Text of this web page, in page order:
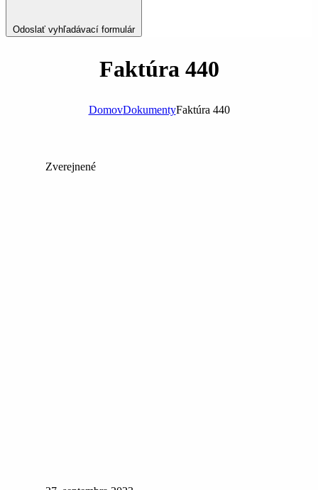
Odoslať vyhľadávací formulár
Faktúra 440
DomovDokumentyFaktúra 440
Zverejnené